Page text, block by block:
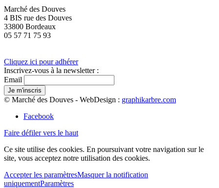
Marché des Douves
4 BIS rue des Douves
33800 Bordeaux
05 57 71 75 93
Cliquez ici pour adhérer
Inscrivez-vous à la newsletter :
Email
© Marché des Douves - WebDesign : graphikarbre.com
Facebook
Faire défiler vers le haut
Ce site utilise des cookies. En poursuivant votre navigation sur le
site, vous acceptez notre utilisation des cookies.
Accepter les paramètresMasquer la notification
uniquementParamètres